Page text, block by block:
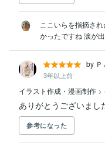
ここいらを指摘さ
かったですね 涙が
by Ｐ
3年以上前
イラスト作成・漫画制作 >
ありがとうございまし
参考になった